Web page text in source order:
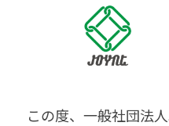
この度、一般社団法